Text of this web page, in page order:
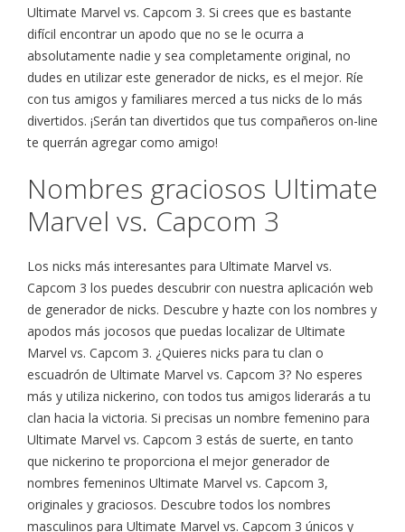
Ultimate Marvel vs. Capcom 3. Si crees que es bastante
difícil encontrar un apodo que no se le ocurra a
absolutamente nadie y sea completamente original, no
dudes en utilizar este generador de nicks, es el mejor. Ríe
con tus amigos y familiares merced a tus nicks de lo más
divertidos. ¡Serán tan divertidos que tus compañeros on-line
te querrán agregar como amigo!
Nombres graciosos Ultimate
Marvel vs. Capcom 3
Los nicks más interesantes para Ultimate Marvel vs.
Capcom 3 los puedes descubrir con nuestra aplicación web
de generador de nicks. Descubre y hazte con los nombres y
apodos más jocosos que puedas localizar de Ultimate
Marvel vs. Capcom 3. ¿Quieres nicks para tu clan o
escuadrón de Ultimate Marvel vs. Capcom 3? No esperes
más y utiliza nickerino, con todos tus amigos liderarás a tu
clan hacia la victoria. Si precisas un nombre femenino para
Ultimate Marvel vs. Capcom 3 estás de suerte, en tanto
que nickerino te proporciona el mejor generador de
nombres femeninos Ultimate Marvel vs. Capcom 3,
originales y graciosos. Descubre todos los nombres
masculinos para Ultimate Marvel vs. Capcom 3 únicos y